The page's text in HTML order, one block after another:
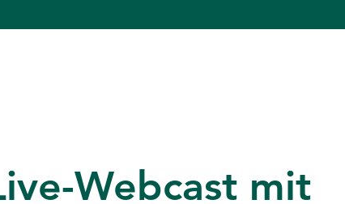
Webcast mit